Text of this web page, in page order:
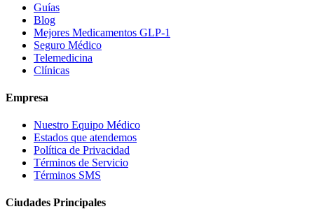
Guías
Blog
Mejores Medicamentos GLP-1
Seguro Médico
Telemedicina
Clínicas
Empresa
Nuestro Equipo Médico
Estados que atendemos
Política de Privacidad
Términos de Servicio
Términos SMS
Ciudades Principales